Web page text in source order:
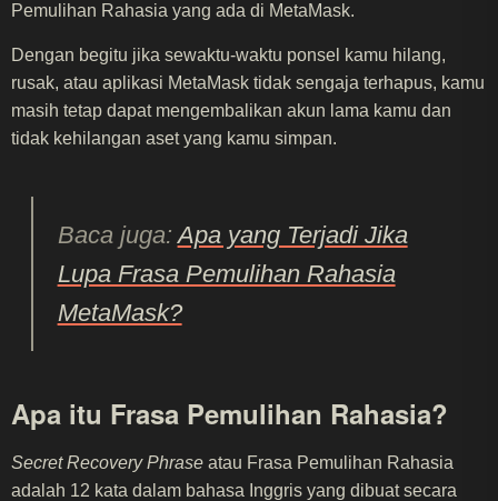
Pemulihan Rahasia yang ada di MetaMask.
Dengan begitu jika sewaktu-waktu ponsel kamu hilang,
rusak, atau aplikasi MetaMask tidak sengaja terhapus, kamu
masih tetap dapat mengembalikan akun lama kamu dan
tidak kehilangan aset yang kamu simpan.
Baca juga:Apa yang Terjadi Jika
Lupa Frasa Pemulihan Rahasia
MetaMask?
Apa itu Frasa Pemulihan Rahasia?
Secret Recovery Phrase atau Frasa Pemulihan Rahasia
adalah 12 kata dalam bahasa Inggris yang dibuat secara